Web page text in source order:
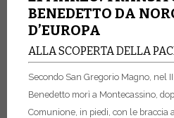
BENEDETTO DA
D’EUROPA
ALLA SCOPERTA DELLA
Secondo San Gregorio Magno, nel
Benedetto morì a Montecassino,
Comunione, in piedi, con le